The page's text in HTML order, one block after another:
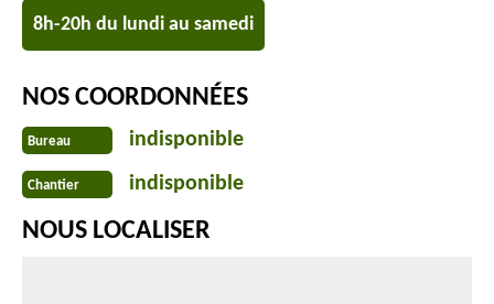
8h-20h du lundi au samedi
NOS COORDONNÉES
Bureau indisponible
Chantier indisponible
NOUS LOCALISER